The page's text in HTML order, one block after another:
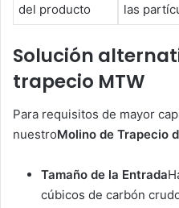
del producto
las
Solución
trapecio MTW
Para requisitos de mayor
nuestroMolino de Trapecio
Tamaño de la Entrada
cúbicos de carbón